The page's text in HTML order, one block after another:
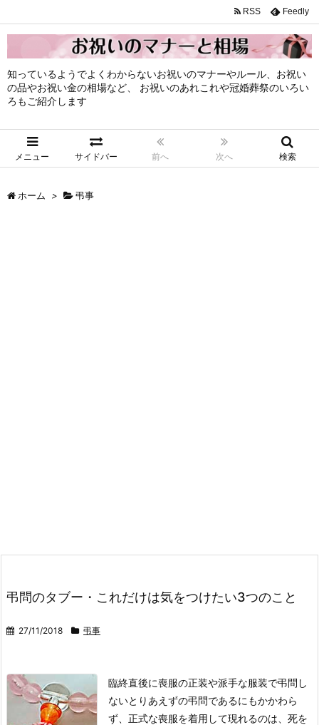
知っているようでよくわからないお祝いのマナーやルール、お祝い
の品やお祝い金の相場など、 お祝いのあれこれや冠婚葬祭のいろい
ろもご紹介します
メニュー サイドバー 前へ 次へ 検索
RSS Feedly
ホーム > 弔事
弔問のタブー・これだけは気をつけたい3つのこと
27/11/2018 弔事
臨終直後に喪服の正装や派手な服装で弔問し
ないとりあえずの弔問であるにもかかわら
ず、正式な喪服を着用して現れるのは、死を